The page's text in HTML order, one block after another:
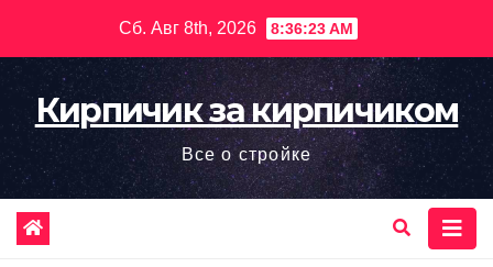
содержимому
Сб. Авг 8th, 2026 8:36:24 AM
Кирпичик за кирпичиком
Все о стройке